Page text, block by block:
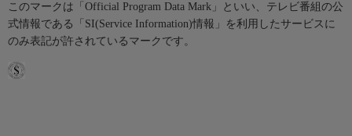
このマークは「Official Program Data Mark」といい、テレビ番組の公
式情報である「SI(Service Information)情報」を利用したサービスに
のみ表記が許されているマークです。